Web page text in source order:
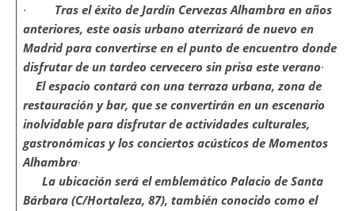
· Tras el éxito de Jardín Cervezas Alhambra en años
anteriores, este oasis urbano aterrizará de nuevo en
Madrid para convertirse en el punto de encuentro donde
disfrutar de un tardeo cervecero sin prisa este verano·
El espacio contará con una terraza urbana, zona de
restauración y bar, que se convertirán en un escenario
inolvidable para disfrutar de actividades culturales,
gastronómicas y los conciertos acústicos de Momentos
Alhambra·
La ubicación será el emblemático Palacio de Santa
Bárbara (C/Hortaleza, 87), también conocido como el